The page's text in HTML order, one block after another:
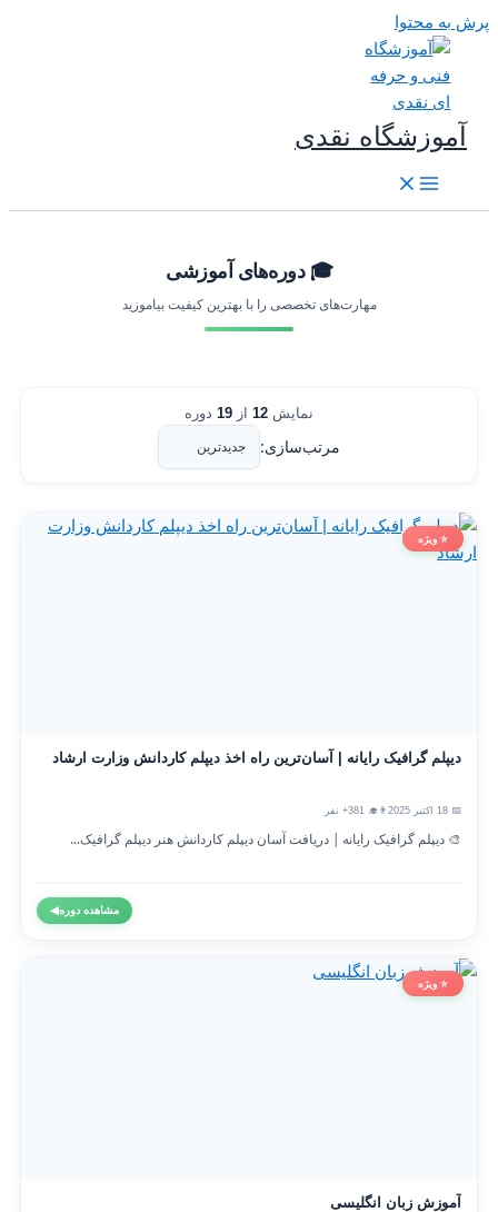
به محتوا
آموزشگاه نقدی
🎓 دوره‌های آموزشی
مهارت‌های تخصصی را با بهترین کیفیت بیاموزید
نمایش12 از 19 دوره
مرتب‌سازی:
⭐ ویژه
دیپلم گرافیک رایانه | آسان‌ترین راه اخذ دیپلم کاردانش وزارت ارشاد
👨‍🎓 381+ نفر
🎨 دیپلم گرافیک رایانه | دریافت آسان دیپلم کاردانش هنر دیپلم گرافیک...
مشاهده دوره◀
⭐ ویژه
آموزش زبان انگلیسی